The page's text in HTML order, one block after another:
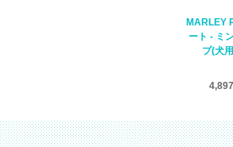
MARLEY
ート - ミ
プ(犬